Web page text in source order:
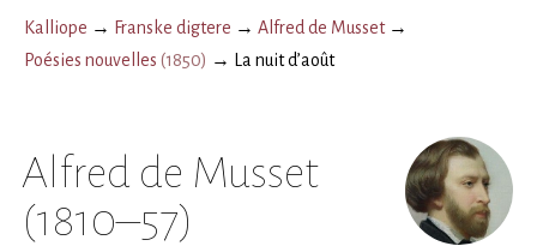
Kalliope → Franske digtere → Alfred de Musset→
Poésies nouvelles (1850) → La nuit d’août
Alfred de Musset
(1810–57)